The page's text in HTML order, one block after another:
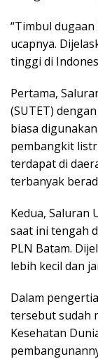
“Timbul
ucapnya.
tinggi di
Pertama,
(SUTET)
biasa
pembangkit
terdapat di
terbanyak
Kedua, Saluran
saat ini tengah
PLN Batam.
lebih kecil dan
Dalam
tersebut sudah
Kesehatan